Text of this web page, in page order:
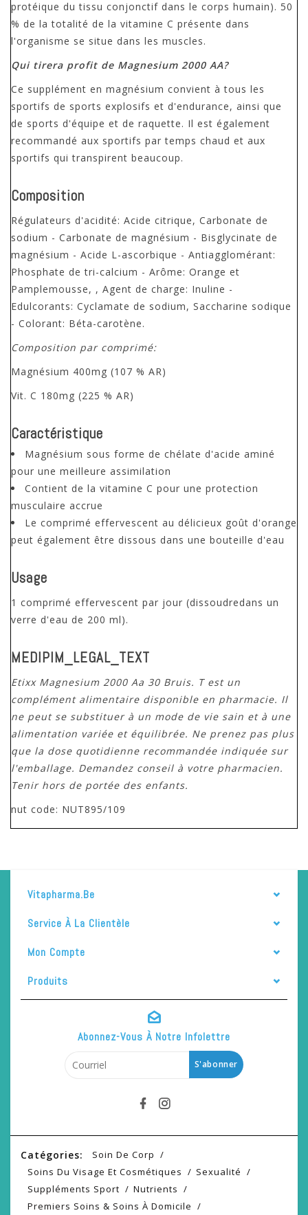
protéique du tissu conjonctif dans le corps humain). 50
% de la totalité de la vitamine C présente dans
l'organisme se situe dans les muscles.
Qui tirera profit de Magnesium 2000 AA?
Ce supplément en magnésium convient à tous les
sportifs de sports explosifs et d'endurance, ainsi que
de sports d'équipe et de raquette. Il est également
recommandé aux sportifs par temps chaud et aux
sportifs qui transpirent beaucoup.
Composition
Régulateurs d'acidité: Acide citrique, Carbonate de
sodium - Carbonate de magnésium - Bisglycinate de
magnésium - Acide L-ascorbique - Antiagglomérant:
Phosphate de tri-calcium - Arôme: Orange et
Pamplemousse, , Agent de charge: Inuline -
Edulcorants: Cyclamate de sodium, Saccharine sodique
- Colorant: Béta-carotène.
Composition par comprimé:
Magnésium 400mg (107 % AR)
Vit. C 180mg (225 % AR)
Caractéristique
Magnésium sous forme de chélate d'acide aminé
pour une meilleure assimilation
Contient de la vitamine C pour une protection
musculaire accrue
Le comprimé effervescent au délicieux goût d'orange
peut également être dissous dans une bouteille d'eau
Usage
1 comprimé effervescent par jour (dissoudredans un
verre d'eau de 200 ml).
MEDIPIM_LEGAL_TEXT
Etixx Magnesium 2000 Aa 30 Bruis. T est un
complément alimentaire disponible en pharmacie. Il
ne peut se substituer à un mode de vie sain et à une
alimentation variée et équilibrée. Ne prenez pas plus
que la dose quotidienne recommandée indiquée sur
l'emballage. Demandez conseil à votre pharmacien.
Tenir hors de portée des enfants.
nut code: NUT895/109
Vitapharma.be
Service À La Clientèle
Mon Compte
Produits
Abonnez-Vous À Notre Infolettre
S'abonner
Catégories:
Soin De Corp
Soins Du Visage Et Cosmétiques
Sexualité
Suppléments Sport
Nutrients
Premiers Soins & Soins À Domicile